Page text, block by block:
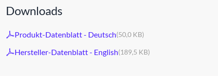
Downloads
Produkt-Datenblatt - Deutsch(50,0 KB)
Hersteller-Datenblatt - English(189,5 KB)